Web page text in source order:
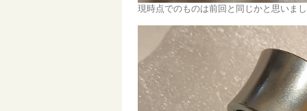
現時点でのものは前回と同じかと思いま